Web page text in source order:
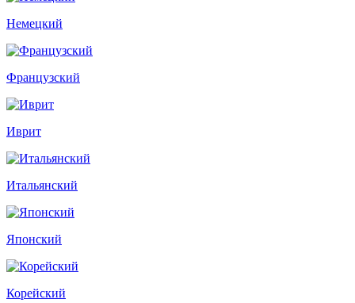
Немецкий
Французский
Иврит
Итальянский
Японский
Корейский